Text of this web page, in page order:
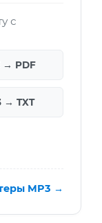
с
→ PDF
→ TXT
MP3 →